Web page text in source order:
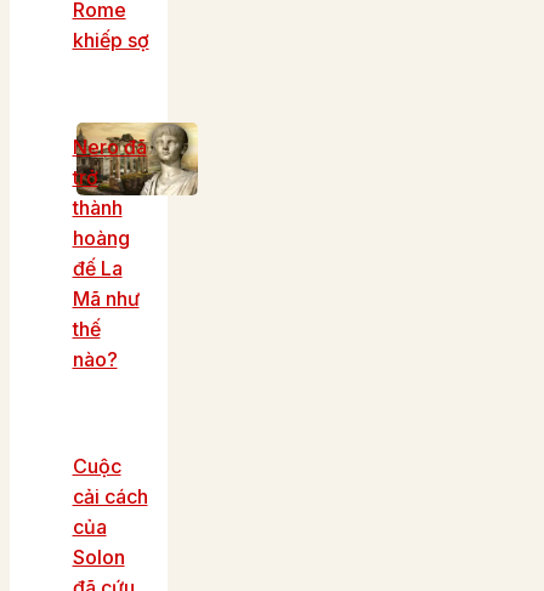
Rome
khiếp sợ
Nero đã
trở
thành
hoàng
đế La
Mã như
thế
nào?
Cuộc
cải cách
của
Solon